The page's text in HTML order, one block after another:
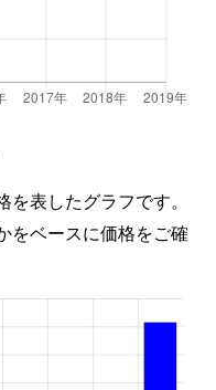
表したグラフです。
をベースに価格をご確